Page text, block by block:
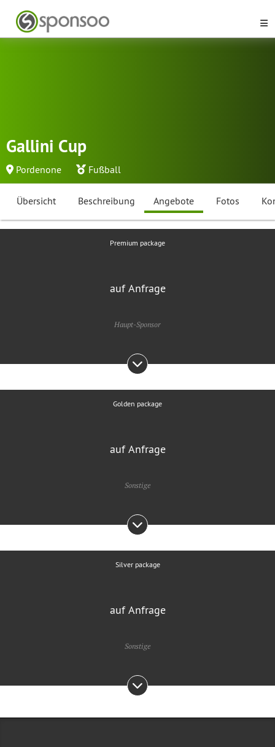
Gallini Cup
Pordenone Fußball
Übersicht Beschreibung Angebote Fotos
Premium package
auf Anfrage
Haupt-Sponsor
Golden package
auf Anfrage
Sonstige
Silver package
auf Anfrage
Sonstige